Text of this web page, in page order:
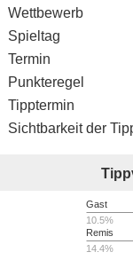
Wettbewerb
Spieltag
Termin
Punkteregel
Tipptermin
Sichtbarkeit der
Remis
14.4%
Gast
10.5%